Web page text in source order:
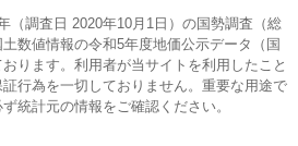
調査日 2020年10月1日）の国勢調査（総
数値情報の令和5年度地価公示データ（国
ります。利用者が当サイトを利用したこと
行為を一切しておりません。重要な用途で
統計元の情報をご確認ください。